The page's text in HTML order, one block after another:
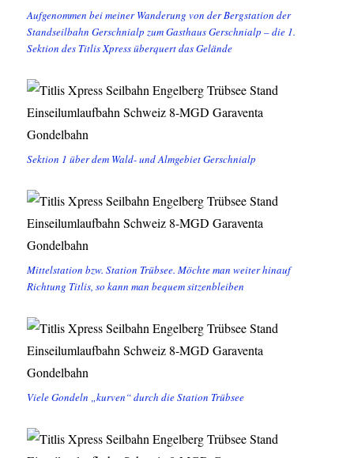
Aufgenommen bei meiner Wanderung von der Bergstation der
Standseilbahn Gerschnialp zum Gasthaus Gerschnialp – die 1.
Sektion des Titlis Xpress überquert das Gelände
Sektion 1 über dem Wald- und Almgebiet Gerschnialp
Mittelstation bzw. Station Trübsee. Möchte man weiter hinauf
Richtung Titlis, so kann man bequem sitzenbleiben
Viele Gondeln „kurven“ durch die Station Trübsee